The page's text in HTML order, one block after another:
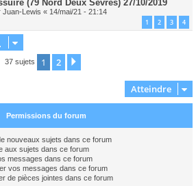
(79 Nord Deux Sèvres) 27/10/2019
Juan-Lewis « 14/mai/21 - 21:14
1 2 3 4
37 sujets 1 2
Atteindre
Permissions du forum
nouveaux sujets dans ce forum
aux sujets dans ce forum
messages dans ce forum
vos messages dans ce forum
de pièces jointes dans ce forum